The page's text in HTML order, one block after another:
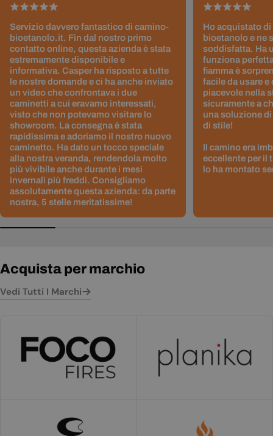
Servizio davvero fantastico di camino-
bioetanolo.it. Fin dal nostro primo
contatto online, questa azienda è stata
estremamente disponibile e
informativa. Casper ha risposto a tutte
le nostre domande e ci ha anche inviato
un video che confrontava i due
caminetti a cui eravamo interessati,
visto che non potevamo visitare lo
showroom. La consegna è stata
rapidissima e adoriamo il nostro nuovo
caminetto. Ha dato un tocco speciale
alla nostra veranda, rendendola molto
più vivibile anche durante i mesi
invernali più freddi. Consigliamo
assolutamente questa azienda: da parte
nostra, 5 stelle meritatissime!
Ho acquistato di
bioetanolo e ne
soddisfatta. Ha
funziona
fiamma è
facile da usare e
piacevole nella
sicuramente a
una soluzione
di stile!
Il camino era
eccellente per il
lo ha montato
Acquista per marchio
Vedi Tutti I Marchi